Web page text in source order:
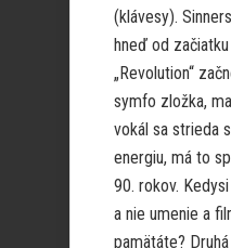
(klávesy).
hneď od
„Revolution“
symfo zložka,
vokál sa strieda
energiu, má to
90. rokov.
a nie umenie a
pamätáte?